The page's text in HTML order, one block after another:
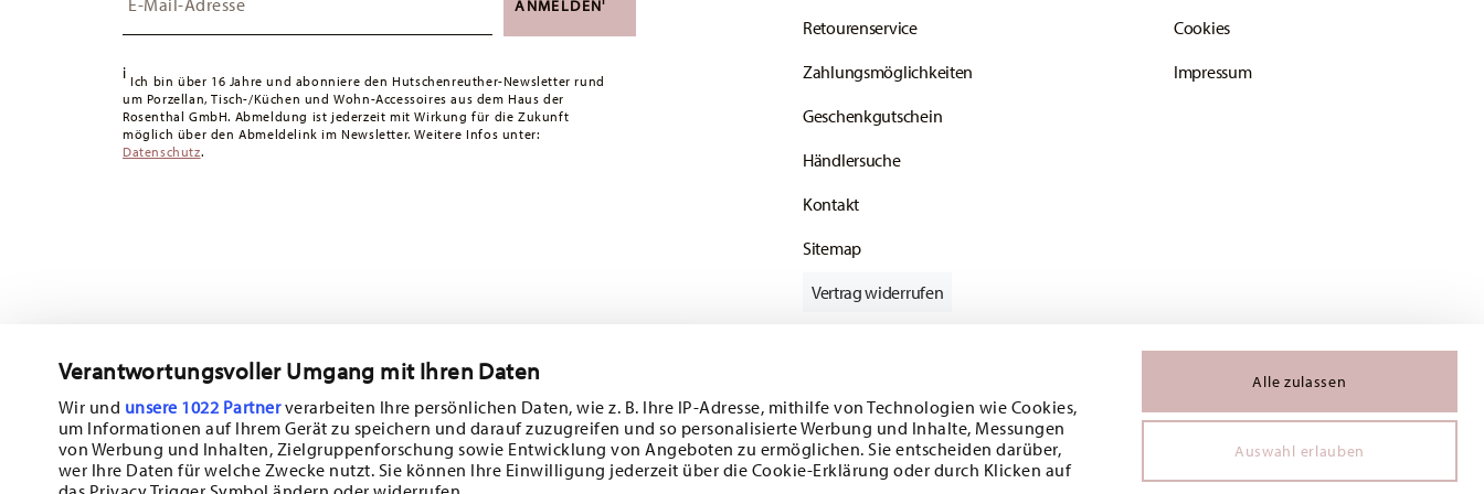
Verantwortungsvoller Umgang mit Ihren Daten
Wir und unsere 1022 Partnerverarbeiten Ihre persönlichen Daten, wie z. B. Ihre IP-Adresse, mithilfe von Technologien wie Cookies,
um Informationen auf Ihrem Gerät zu speichern und darauf zuzugreifen und so personalisierte Werbung und Inhalte, Messungen
von Werbung und Inhalten, Zielgruppenforschung sowie Entwicklung von Angeboten zu ermöglichen. Sie entscheiden darüber,
wer Ihre Daten für welche Zwecke nutzt. Sie können Ihre Einwilligung jederzeit über die Cookie-Erklärung oder durch Klicken auf
Alle zulassen
Auswahl erlauben
Lieferzeit innerhalb Deutschlands:3-5 Werktage für vorrätige Artikel. Sie können die Lieferzeiten in
andere Länderhier einsehen.
Retouren:Für Retouren nutzen Sie bitte unserenRetourenservice
ANMELDEN
i Ich bin über 16 Jahre und abonniere den Hutschenreuther-Newsletter rund
um Porzellan, Tisch-/Küchen und Wohn-Accessoires aus dem Haus der
Rosenthal GmbH. Abmeldung ist jederzeit mit Wirkung für die Zukunft
möglich über den Abmeldelink im Newsletter. Weitere Infos unter:
Datenschutz.
Retourenservice
Zahlungsmöglichkeiten
Geschenkgutschein
Händlersuche
Kontakt
Sitemap
Cookies
Impressum
Vertrag widerrufen
Folgen Sie uns auf
Abonnieren Sie unseren Newsletter und erhalten Sie einen Rabatt im Wert von
10%!
Halten Sie sich über Neuigkeiten, Trends und
Sonderangebote auf dem Laufenden.